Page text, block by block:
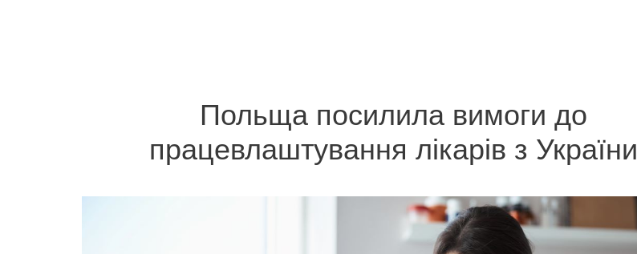
Польща посилила вимоги до
працевлаштування лікарів з України